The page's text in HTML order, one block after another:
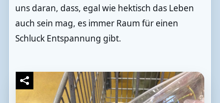
uns daran, dass, egal wie hektisch das Leben
auch sein mag, es immer Raum für einen
Schluck Entspannung gibt.